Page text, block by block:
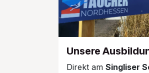
Unsere
Direkt am Singliser